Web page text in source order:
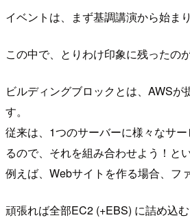
イベントは、まず基調講演から始まり
この中で、とりわけ印象に残ったの
ビルディングブロックとは、AWS
す。
従来は、1つのサーバーに様々なサ
るので、それを組み合わせよう！と
例えば、Webサイトを作る場合、フ
頑張れば全部EC2 (+EBS) に詰め込